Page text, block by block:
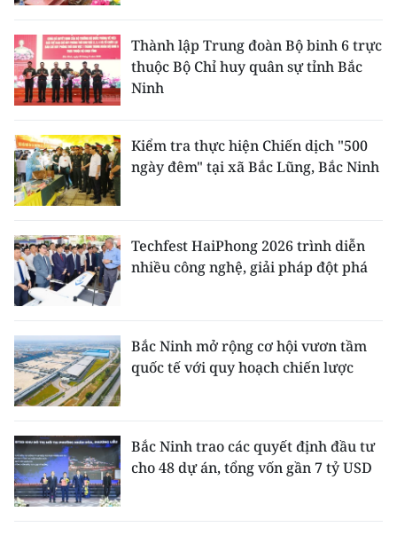
Thành lập Trung đoàn Bộ binh 6 trực
thuộc Bộ Chỉ huy quân sự tỉnh Bắc
Ninh
Kiểm tra thực hiện Chiến dịch "500
ngày đêm" tại xã Bắc Lũng, Bắc Ninh
Techfest HaiPhong 2026 trình diễn
nhiều công nghệ, giải pháp đột phá
Bắc Ninh mở rộng cơ hội vươn tầm
quốc tế với quy hoạch chiến lược
Bắc Ninh trao các quyết định đầu tư
cho 48 dự án, tổng vốn gần 7 tỷ USD